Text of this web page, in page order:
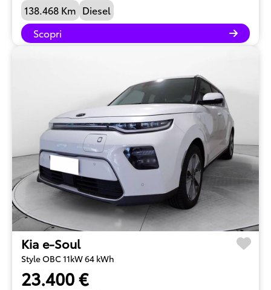
138.468 Km Diesel
Scopri
Kia e-Soul
Style OBC 11kW 64 kWh
23.400 €